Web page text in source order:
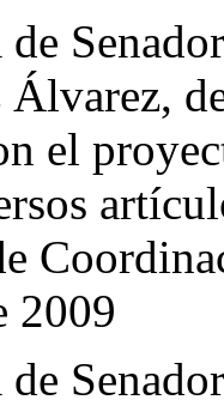
de
Álvarez,
el
2009
de